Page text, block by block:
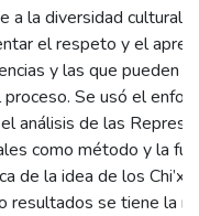
a la diversidad cultural
el respeto y el
y las que pueden
proceso. Se usó el
análisis de las
como método y la
de la idea de los Chi’xi
resultados se tiene la